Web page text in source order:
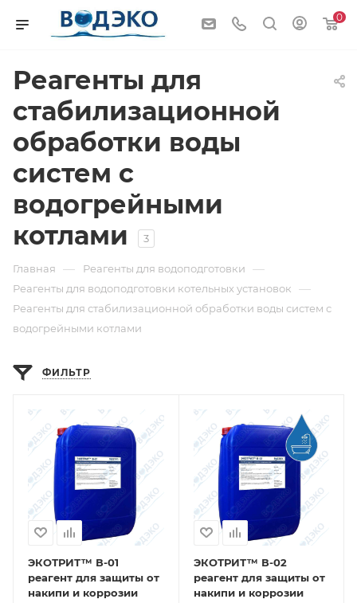
0
Реагенты для
стабилизационной
обработки воды
систем с
водогрейными
котлами
3
Главная — Реагенты для водоподготовки —
Реагенты для водоподготовки котельных установок —
Реагенты для стабилизационной обработки воды систем с
водогрейными котлами
ФИЛЬТР
ЭКОТРИТ™ В-01
реагент для защиты от
накипи и коррозии
ЭКОТРИТ™ В-02
реагент для защиты от
накипи и коррозии